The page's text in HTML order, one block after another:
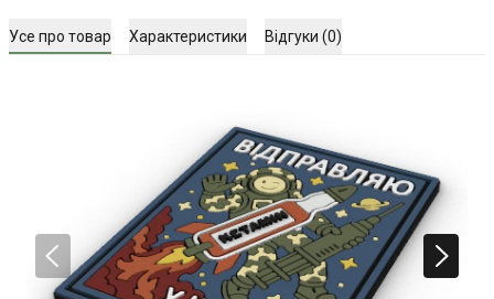
Усе про товар Характеристики Відгуки (0)